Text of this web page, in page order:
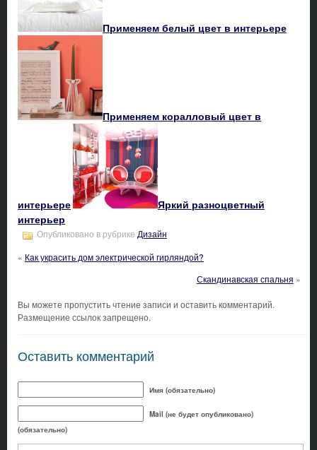
Применяем белый цвет в интерьере
Применяем коралловый цвет в
интерьере
Яркий разноцветный
интерьер
Опубликовано в рубрике Дизайн
« Как украсить дом электрической гирляндой?
Скандинавская спальня »
Вы можете пропустить чтение записи и оставить комментарий.
Размещение ссылок запрещено.
Оставить комментарий
Имя (обязательно)
Mail (не будет опубликовано)
(обязательно)